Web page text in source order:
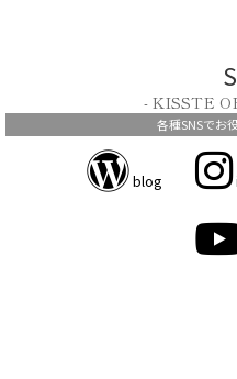
- KISSTE
各種SNSでお
blog